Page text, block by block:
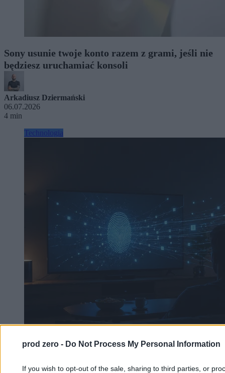
prod zero - Do Not Process My Personal Information
If you wish to opt-out of the sale, sharing to third parties, or
Sony usunie twoje konto razem z grami, jeśli nie
będziesz uruchamiać konsoli
Arkadiusz Dziermański
06.07.2026
4 min
Technologia
Telewizor wie, co oglądasz. „Prywatnie nie